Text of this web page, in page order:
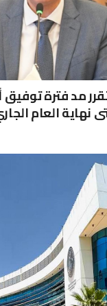
تقرر مد فترة
نهاية العام